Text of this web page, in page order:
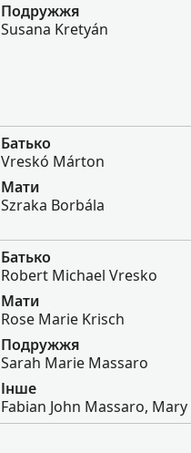
Подружжя
Susana Kretyán
Батько
Vreskó Márton
Мати
Szraka Borbála
Батько
Robert Michael Vresko
Мати
Rose Marie Krisch
Подружжя
Sarah Marie Massaro
Інше
Fabian John Massaro,